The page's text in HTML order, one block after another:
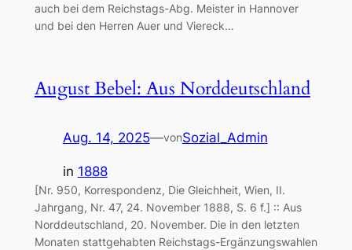
auch bei dem Reichstags-Abg. Meister in Hannover
und bei den Herren Auer und Viereck…
August Bebel: Aus Norddeutschland
Aug. 14, 2025—vonSozial_Admin
in 1888
[Nr. 950, Korrespondenz, Die Gleichheit, Wien, II.
Jahrgang, Nr. 47, 24. November 1888, S. 6 f.] :: Aus
Norddeutschland, 20. November. Die in den letzten
Monaten stattgehabten Reichstags-Ergänzungswahlen